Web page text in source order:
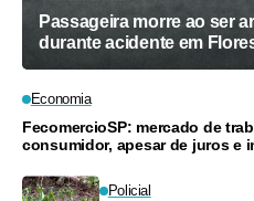
Passageira morre ao ser
durante acidente em
Economia
FecomercioSP: mercado de
consumidor, apesar de juros e
Policial